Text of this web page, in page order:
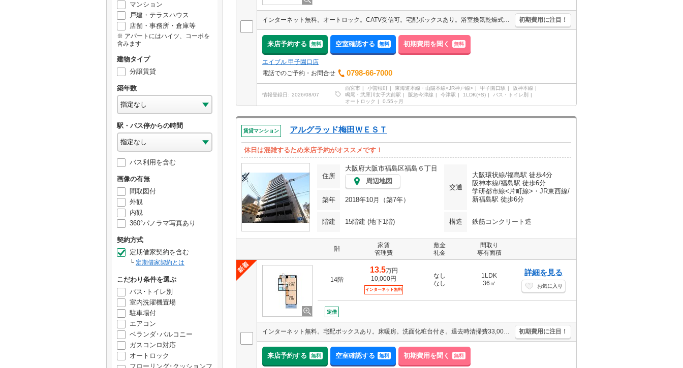
マンション
戸建・テラスハウス
店舗・事務所・倉庫等
アパートにはハイツ、コーポを
含みます
建物タイプ
分譲賃貸
築年数
駅・バス停からの時間
バス利用を含む
画像の有無
間取図付
外観
内観
360°パノラマ写真あり
契約方式
定期借家契約を含む
定期借家契約とは
こだわり条件を選ぶ
バス･トイレ別
室内洗濯機置場
駐車場付
エアコン
ベランダ･バルコニー
ガスコンロ対応
オートロック
フローリング･クッションフ
インターネット無料。オートロック。CATV受信可。宅配ボックスあり。浴室換気乾燥式。温水洗浄便座付き。システムキッチン。TVインターホン付き。IH調理器付き。バルコニー。バルコニー。室内洗濯機置場。 初期費用に注目！
来店予約する 無料 空室確認する 無料 初期費用を聞く 無料
エイブル 甲子園口店
電話でのご予約・お問合せ
0798-66-7000
情報登録日 2026/08/07
西宮市 小曽根町 東海道本線・山陽本線<JR神戸線> 甲子園口駅
阪神本線
鳴尾・武庫川女子大前駅
阪急今津線 今津駅 1LDK(+S)
バス・トイレ別
オートロック
0.55ヶ月
賃貸マンション アルグラッド梅田ＷＥＳＴ
休日は混雑するため来店予約がオススメです！
住所
大阪府大阪市福島区福島６丁目
周辺地図
交通
大阪環状線/福島駅 徒歩4分
阪神本線/福島駅 徒歩6分
学研都市線<片町線>・JR東西線/
新福島駅 徒歩6分
築年 2018年10月（築7年）
階建 15階建 (地下1階) 構造 鉄筋コンクリート造
階
家賃
管理費
敷金
礼金
間取り
専有面積
14階
13.5万円
10,000円
インターネット無料
なし
なし
1LDK
36㎡
詳細を見る
お気に入り
定借
インターネット無料。宅配ボックスあり。床暖房。洗面化粧台付き。退去時清掃費33,000円。ペット応相談。 初期費用に注目！
来店予約する 無料 空室確認する 無料 初期費用を聞く 無料